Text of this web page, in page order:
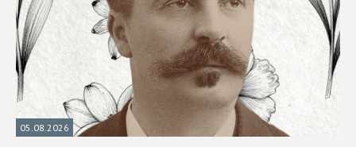
05.08.2026